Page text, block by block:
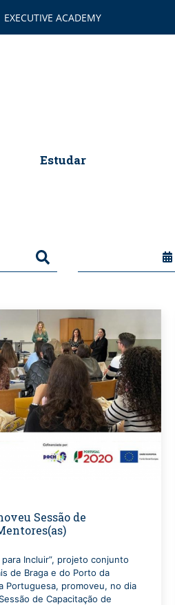
EXECUTIVE ACADEMY
Estudar
Sessão de
para Incluir”, projeto conjunto
de Braga e do Porto da
Portuguesa, promoveu, no dia
de Capacitação de